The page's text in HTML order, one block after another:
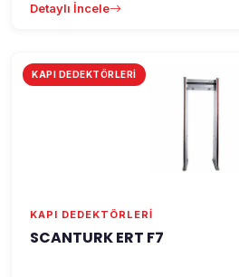
Detaylı İncele
KAPI DEDEKTÖRLERI
KAPI DEDEKTÖRLERI
SCANTURK ERT F7